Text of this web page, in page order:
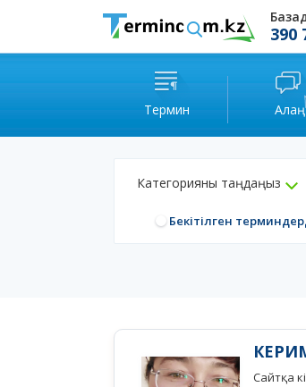
390
Термин Алаң
Категорияны таңдаңыз
Бекітілген
Сайтқа